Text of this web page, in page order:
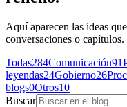
Aquí aparecen las ideas
conversaciones o
Todas284Comunicación91
leyendas24Gobierno26
blogs0Otros10
Buscar